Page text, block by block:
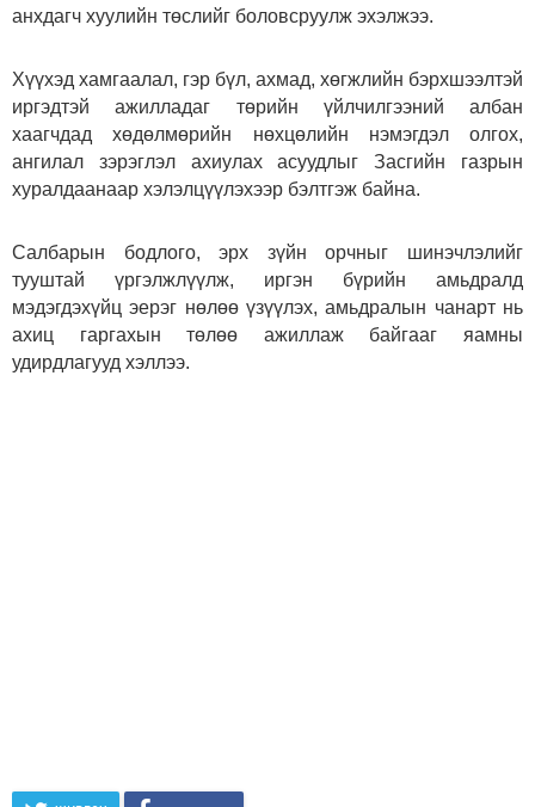
анхдагч хуулийн төслийг боловсруулж эхэлжээ.
Хүүхэд хамгаалал, гэр бүл, ахмад, хөгжлийн бэрхшээлтэй
иргэдтэй ажилладаг төрийн үйлчилгээний албан
хаагчдад хөдөлмөрийн нөхцөлийн нэмэгдэл олгох,
ангилал зэрэглэл ахиулах асуудлыг Засгийн газрын
хуралдаанаар хэлэлцүүлэхээр бэлтгэж байна.
Салбарын бодлого, эрх зүйн орчныг шинэчлэлийг
тууштай үргэлжлүүлж, иргэн бүрийн амьдралд
мэдэгдэхүйц эерэг нөлөө үзүүлэх, амьдралын чанарт нь
ахиц гаргахын төлөө ажиллаж байгааг яамны
удирдлагууд хэллээ.